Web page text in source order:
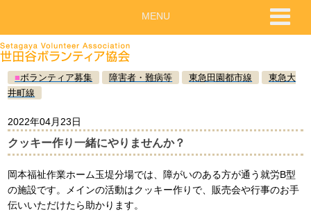
■ボランティア募集 障害者・難病等 東急田園都市線
東急大
井町線
2022年04月23日
クッキー作り一緒にやりませんか？
岡本福祉作業ホーム玉堤分場では、障がいのある方が通う就労B型
の施設です。メインの活動はクッキー作りで、販売会や行事のお手
伝いいただけたら助かります。
MENU